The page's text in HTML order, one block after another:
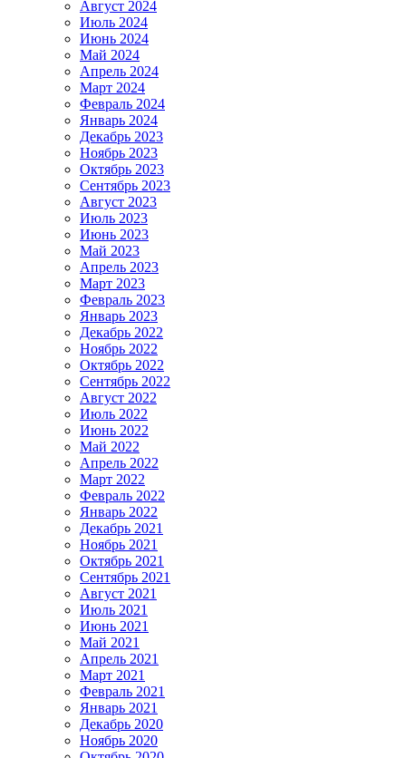
Август 2024
Июль 2024
Июнь 2024
Май 2024
Апрель 2024
Март 2024
Февраль 2024
Январь 2024
Декабрь 2023
Ноябрь 2023
Октябрь 2023
Сентябрь 2023
Август 2023
Июль 2023
Июнь 2023
Май 2023
Апрель 2023
Март 2023
Февраль 2023
Январь 2023
Декабрь 2022
Ноябрь 2022
Октябрь 2022
Сентябрь 2022
Август 2022
Июль 2022
Июнь 2022
Май 2022
Апрель 2022
Март 2022
Февраль 2022
Январь 2022
Декабрь 2021
Ноябрь 2021
Октябрь 2021
Сентябрь 2021
Август 2021
Июль 2021
Июнь 2021
Май 2021
Апрель 2021
Март 2021
Февраль 2021
Январь 2021
Декабрь 2020
Ноябрь 2020